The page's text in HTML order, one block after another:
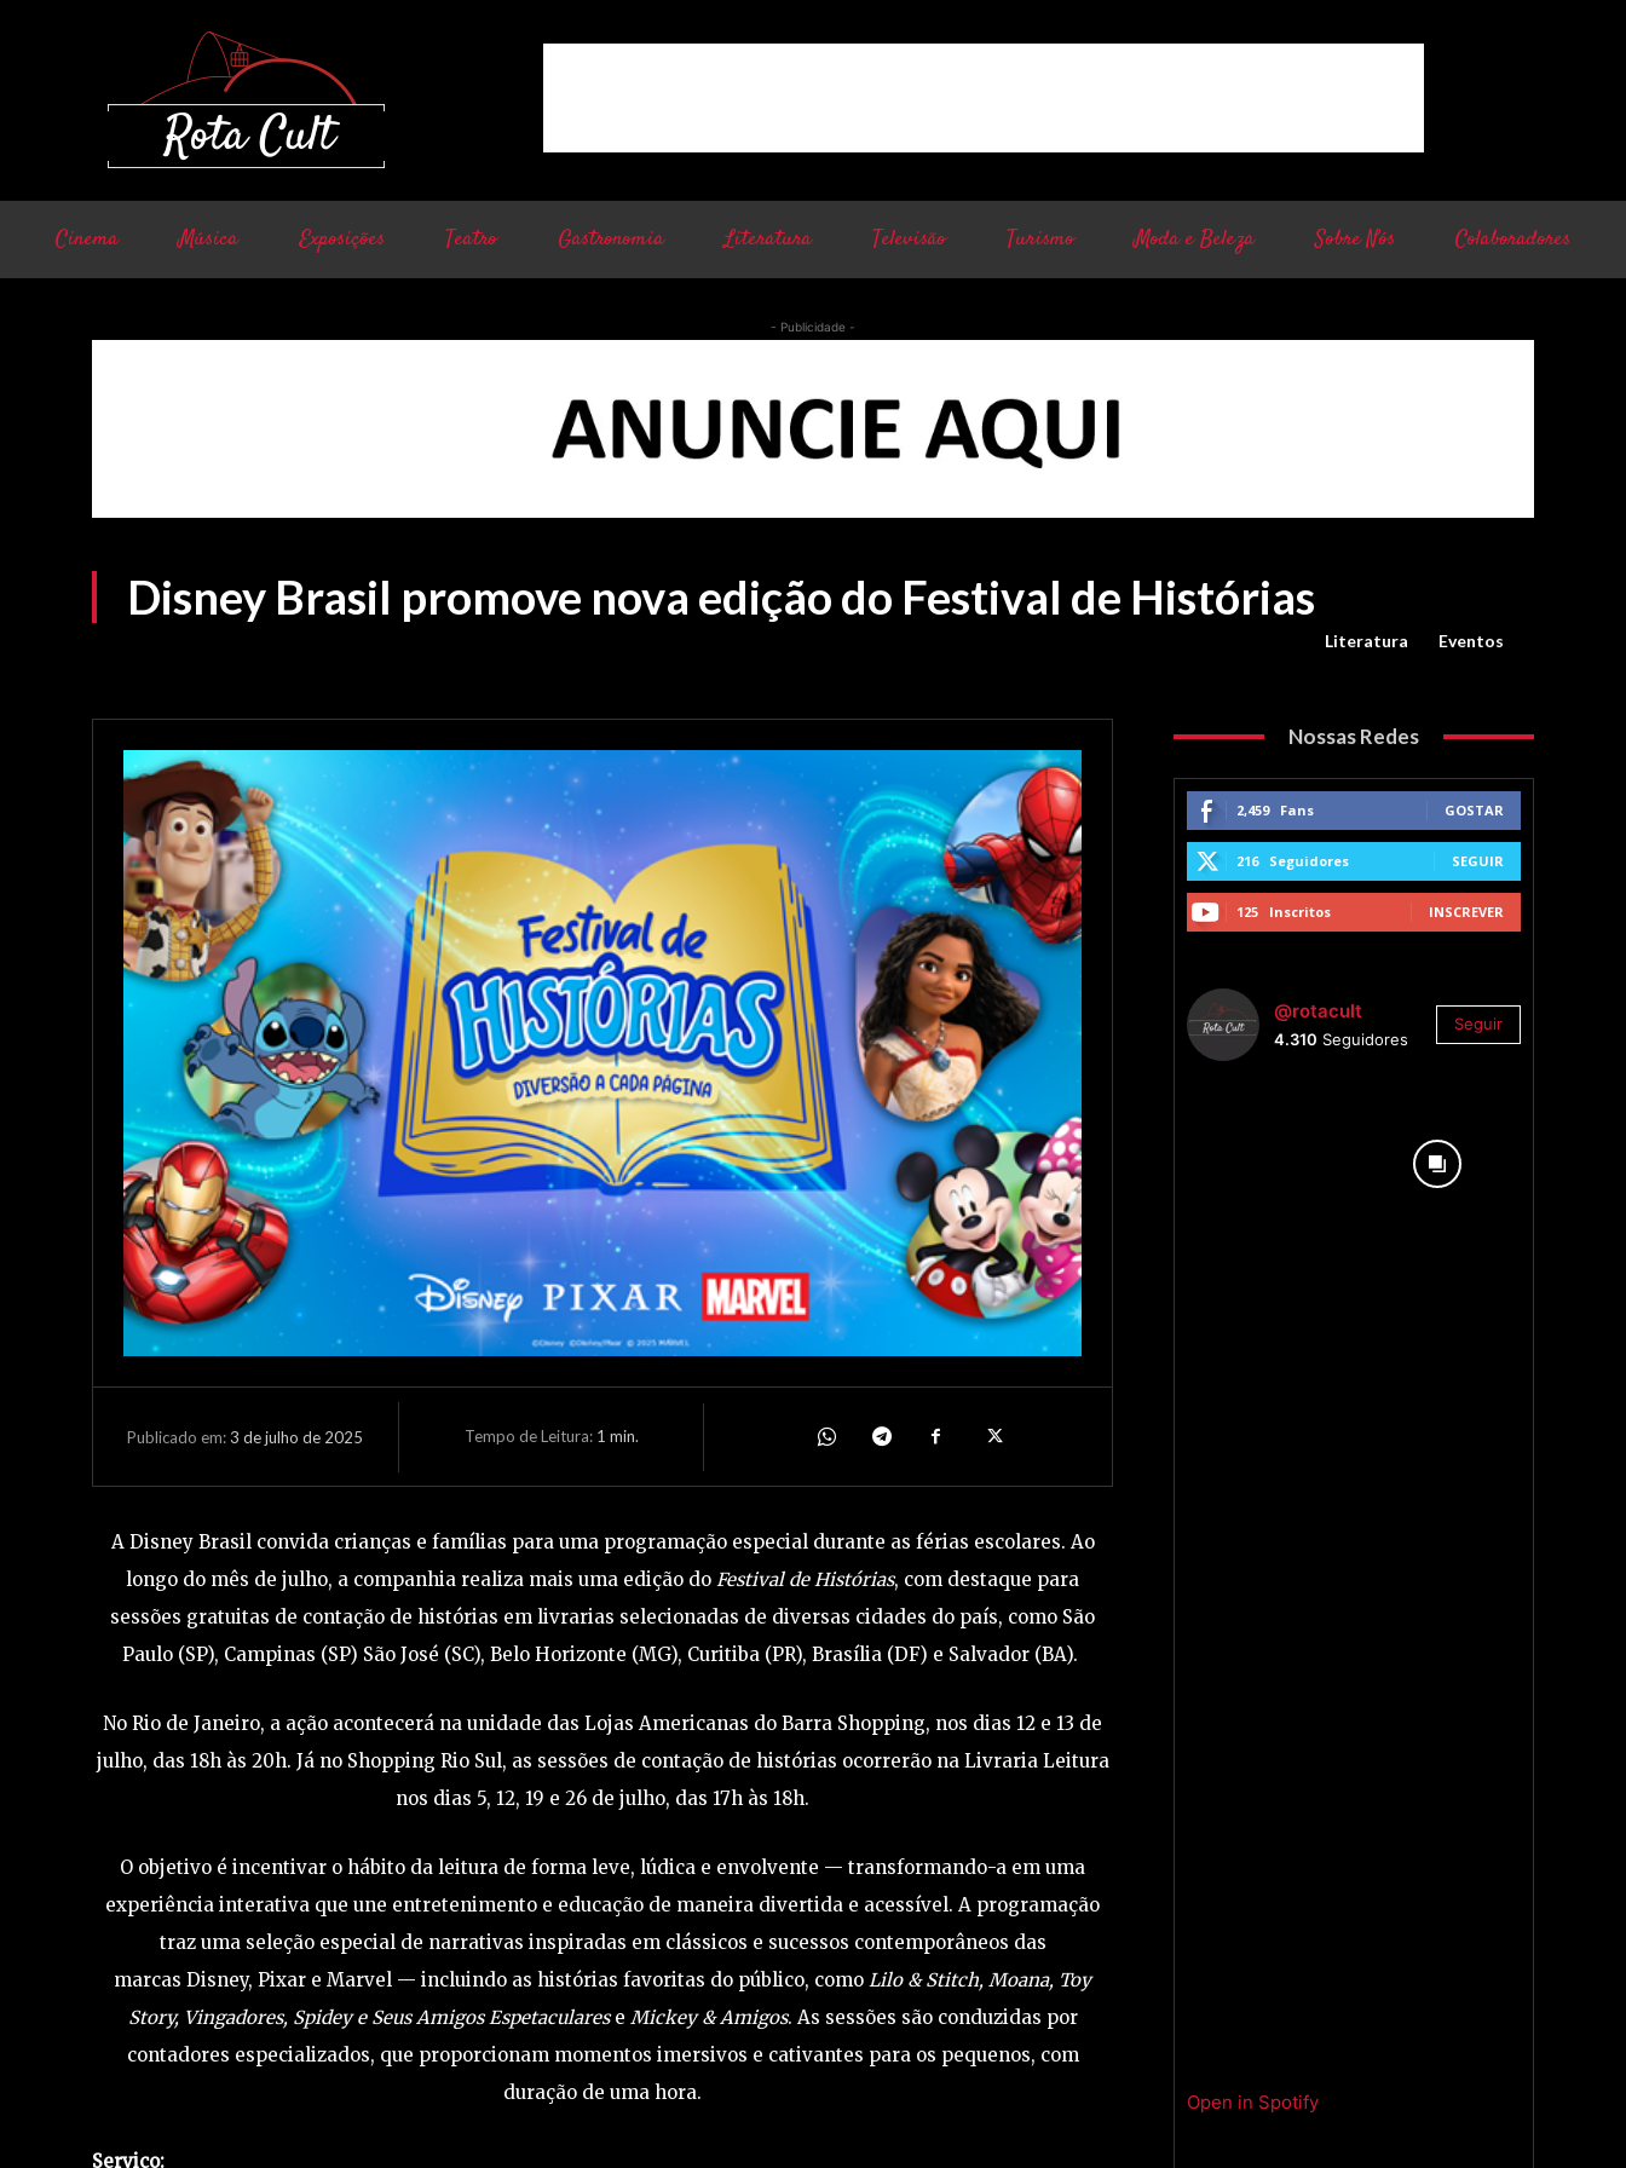
Cinema Música Exposições Teatro Gastronomia Literatura Televisão Turismo Moda e Beleza Sobre Nós Colaboradores
- Publicidade -
Disney Brasil promove nova edição do Festival de Histórias
Literatura Eventos
Publicado em: 3 de julho de 2025 Tempo de Leitura: 1 min.
A Disney Brasil convida crianças e famílias para uma programação especial durante as férias escolares. Ao
longo do mês de julho, a companhia realiza mais uma edição doFestival de Histórias, com destaque para
sessões gratuitas de contação de histórias em livrarias selecionadas de diversas cidades do país, como São
Paulo (SP), Campinas (SP) São José (SC), Belo Horizonte (MG), Curitiba (PR), Brasília (DF) e Salvador (BA).
No Rio de Janeiro, a ação acontecerá na unidade das Lojas Americanas do Barra Shopping, nos dias 12 e 13 de
julho, das 18h às 20h. Já no Shopping Rio Sul, as sessões de contação de histórias ocorrerão na Livraria Leitura
nos dias 5, 12, 19 e 26 de julho, das 17h às 18h.
O objetivo é incentivar o hábito da leitura de forma leve, lúdica e envolvente — transformando-a em uma
experiência interativa que une entretenimento e educação de maneira divertida e acessível. A programação
traz uma seleção especial de narrativas inspiradas em clássicos e sucessos contemporâneos das
marcas Disney, Pixar e Marvel — incluindo as histórias favoritas do público, comoLilo & Stitch, Moana, Toy
Story, Vingadores, Spidey e Seus Amigos Espetacularese Mickey & Amigos. As sessões são conduzidas por
contadores especializados, que proporcionam momentos imersivos e cativantes para os pequenos, com
duração de uma hora.
Serviço:
Nossas Redes
2,459 Fans GOSTAR
216 Seguidores SEGUIR
125 Inscritos INSCREVER
@rotacult
4.310 Seguidores
Seguir
Open in Spotify